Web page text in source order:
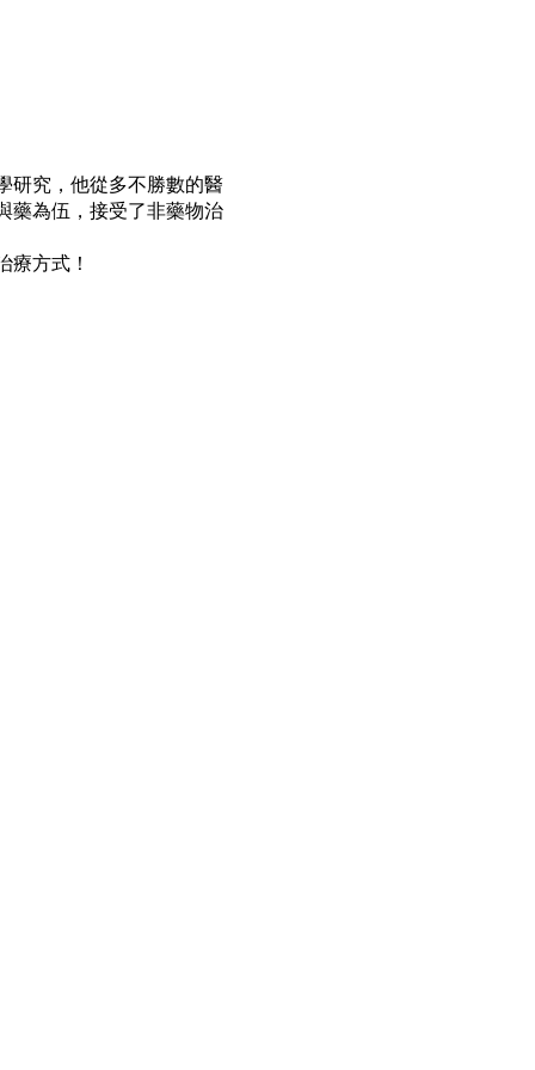
研究，他從多不勝數的醫
藥為伍，接受了非藥物治
療方式！